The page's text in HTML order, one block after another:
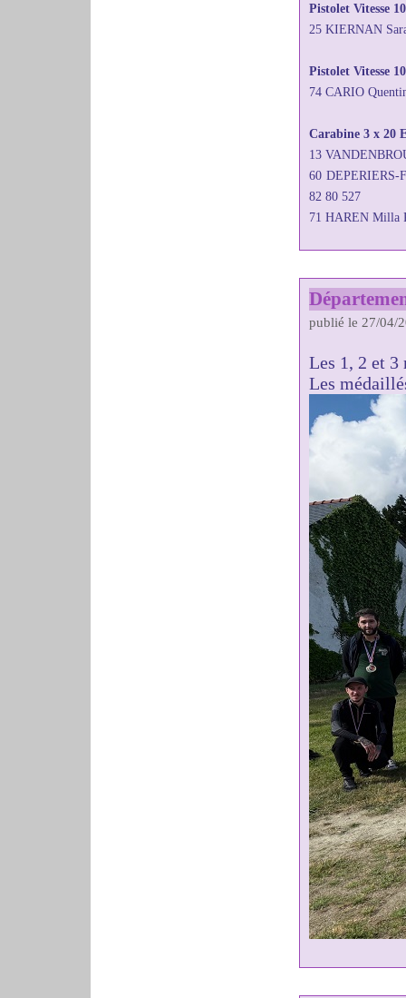
Pistolet Vitesse
25 KIERNAN
Pistolet Vitesse
74 CARIO
Carabine 3 x 20
13
60 DEPERIERS-
82 80 527
71 HAREN Milla
publié le 27/04/
Les 1, 2 et 3
Les